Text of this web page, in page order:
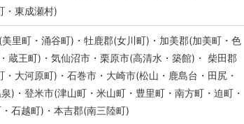
・東成瀬村)
里町・涌谷町)・牡鹿郡(女川町)・加美郡(加美町・色
蔵王町)・気仙沼市・栗原市(高清水・築館)・ 柴田郡
大河原町)・石巻市・大崎市(松山・鹿島台・田尻・
)・登米市(津山町・米山町・豊里町・南方町・迫町・
石越町)・本吉郡(南三陸町)